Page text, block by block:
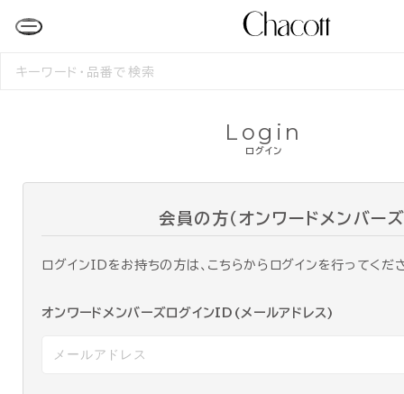
検
ログイン
Login
会員の方（オンワードメンバーズ
ログインIDをお持ちの方は、こちらからログインを行ってくだ
オンワードメンバーズログインID(メールアドレス)